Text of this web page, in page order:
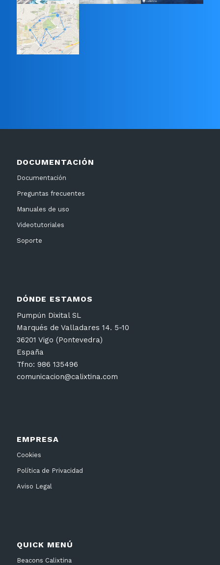
DOCUMENTACIÓN
Documentación
Preguntas frecuentes
Manuales de uso
Videotutoriales
Soporte
DÓNDE ESTAMOS
Pumpún Dixital SL
Marqués de Valladares 14. 5-10
36201 Vigo (Pontevedra)
España
Tfno: 986 135496
comunicacion@calixtina.com
EMPRESA
Cookies
Política de Privacidad
Aviso Legal
QUICK MENÚ
Beacons Calixtina